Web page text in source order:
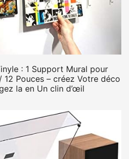
: 1 Support Mural pour
Pouces – créez Votre déco
la en Un clin d’œil